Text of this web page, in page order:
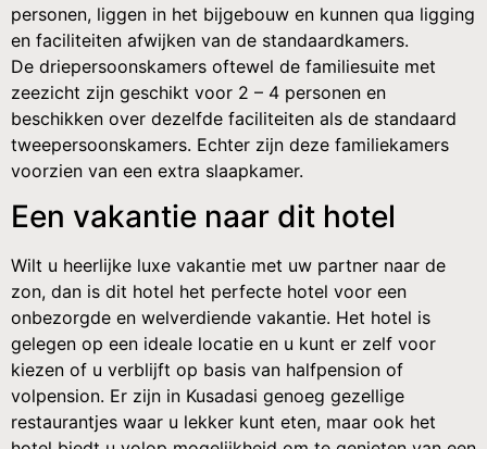
personen, liggen in het bijgebouw en kunnen qua ligging
en faciliteiten afwijken van de standaardkamers.
De driepersoonskamers oftewel de familiesuite met
zeezicht zijn geschikt voor 2 – 4 personen en
beschikken over dezelfde faciliteiten als de standaard
tweepersoonskamers. Echter zijn deze familiekamers
voorzien van een extra slaapkamer.
Een vakantie naar dit hotel
Wilt u heerlijke luxe vakantie met uw partner naar de
zon, dan is dit hotel het perfecte hotel voor een
onbezorgde en welverdiende vakantie. Het hotel is
gelegen op een ideale locatie en u kunt er zelf voor
kiezen of u verblijft op basis van halfpension of
volpension. Er zijn in Kusadasi genoeg gezellige
restaurantjes waar u lekker kunt eten, maar ook het